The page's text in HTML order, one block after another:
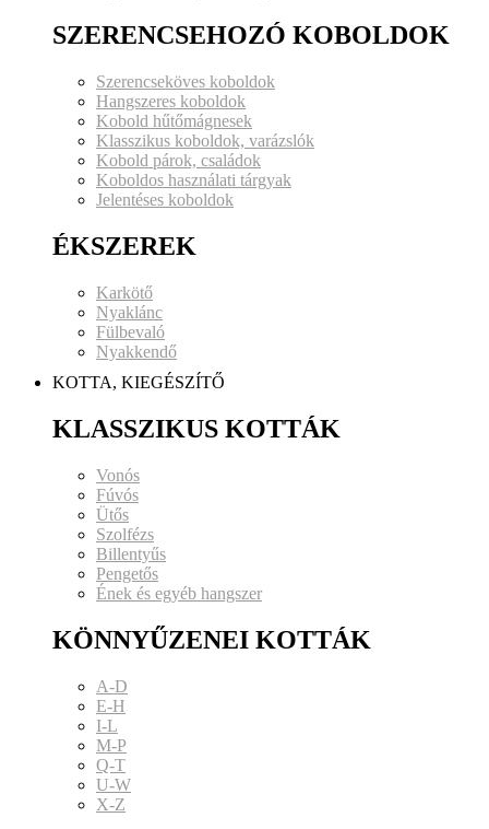
SZERENCSEHOZÓ KOBOLDOK
Szerencseköves koboldok
Hangszeres koboldok
Kobold hűtőmágnesek
Klasszikus koboldok, varázslók
Kobold párok, családok
Koboldos használati tárgyak
Jelentéses koboldok
ÉKSZEREK
Karkötő
Nyaklánc
Fülbevaló
Nyakkendő
KOTTA, KIEGÉSZÍTŐ
KLASSZIKUS KOTTÁK
Vonós
Fúvós
Ütős
Szolfézs
Billentyűs
Pengetős
Ének és egyéb hangszer
KÖNNYŰZENEI KOTTÁK
A-D
E-H
I-L
M-P
Q-T
U-W
X-Z